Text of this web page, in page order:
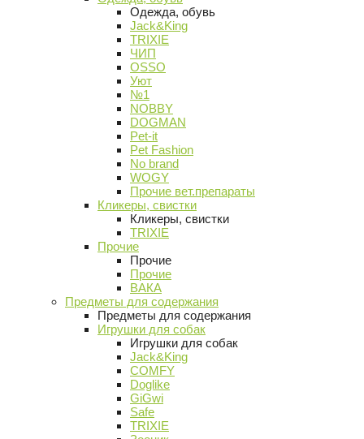
Одежда, обувь
Jack&King
TRIXIE
ЧИП
OSSO
Уют
№1
NOBBY
DOGMAN
Pet-it
Pet Fashion
No brand
WOGY
Прочие вет.препараты
Кликеры, свистки
Кликеры, свистки
TRIXIE
Прочие
Прочие
Прочие
ВАКА
Предметы для содержания
Предметы для содержания
Игрушки для собак
Игрушки для собак
Jack&King
COMFY
Doglike
GiGwi
Safe
TRIXIE